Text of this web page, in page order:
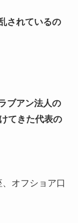
されているの
ブアン法人の
てきた代表の
オフショア口